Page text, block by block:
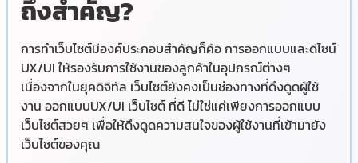
ถึงสำคัญ?
การทำเว็บไซต์มีองค์ประกอบสำคัญก็คือ การออกแบบและดีไซน์
UX/UI ให้รองรับการใช้งานของลูกค้าในอุปกรณ์ต่างๆ
เนื่องจากในยุคดิจิทัล เว็บไซต์ยังคงเป็นช่องทางที่ดึงดูดผู้ใช้
งาน ออกแบบUX/UI เว็บไซต์ ที่ดี ไม่ใช่แค่เพียงการออกแบบ
เว็บไซต์สวยๆ เพื่อให้ดึงดูดความสนใจของผู้ใช้งานที่เข้ามายัง
เว็บไซต์ของคุณ